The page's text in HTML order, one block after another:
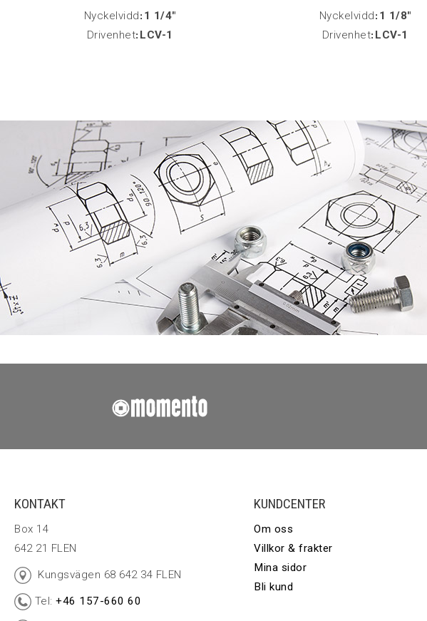
Nyckelvidd: 1 1/4"
Drivenhet: LCV-1
Nyckelvidd: 1 1/8"
Drivenhet: LCV-1
KONTAKT
Box 14
642 21 FLEN
Kungsvägen 68 642 34 FLEN
Tel: +46 157-660 60
KUNDCENTER
Om oss
Villkor & frakter
Mina sidor
Bli kund